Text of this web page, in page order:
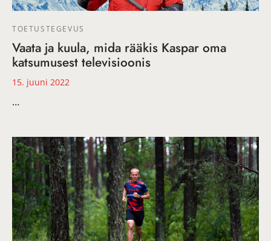
TOETUSTEGEVUS
Vaata ja kuula, mida rääkis Kaspar oma
katsumusest televisioonis
15. juuni 2022
…